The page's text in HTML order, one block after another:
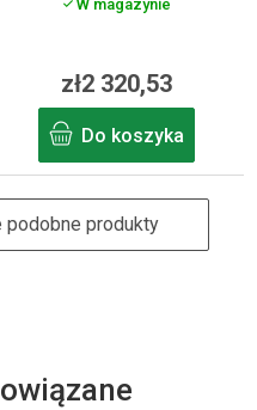
W magazynie
zł2 320,53
Do koszyka
produkty